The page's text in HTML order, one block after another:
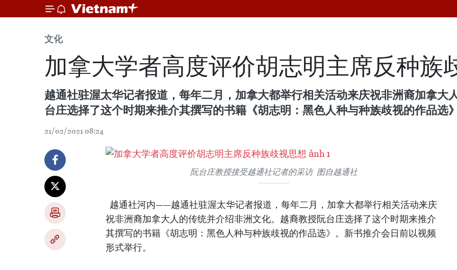
文化
加拿大学者高度评价胡志明主席反种族
越通社驻渥太华记者报道，每年二月，加拿大都举行相关活动来庆祝非洲裔加拿大
台庄选择了这个时期来推介其撰写的书籍《胡志明：黑色人种与种族歧视的作品选
21/02/2021 08:24
阮台庄教授接受越通社记者的采访 图自越通社
越通社河内——越通社驻渥太华记者报道，每年二月，加拿大都举行相关活动来庆
祝非洲裔加拿大人的传统并介绍非洲文化。越裔教授阮台庄选择了这个时期来推介
其撰写的书籍《胡志明：黑色人种与种族歧视的作品选》。新书推介会日前以视频
形式举行。